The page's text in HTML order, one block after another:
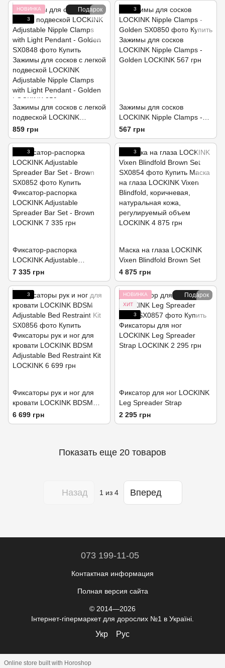
- Golden
Подарок
НОВИНКА
3
Зажимы для сосков с легкой
подвеской LOCKINK
Adjustable Nipple Clamps
with Light Pendant - Golden
859 грн
3
Зажимы для сосков
LOCKINK Nipple Clamps -
Golden
567 грн
3
Фиксатор-распорка
LOCKINK Adjustable
Spreader Bar Set - Brown
7 335 грн
3
Маска на глаза LOCKINK
Vixen Blindfold Brown Set
4 875 грн
3
Фиксаторы рук и ног для
кровати LOCKINK BDSM
Adjustable Bed Restraint Kit
6 699 грн
Подарок
НОВИНКА
ХИТ
3
Фиксатор для ног LOCKINK
Leg Spreader Strap
2 295 грн
Показать еще 20 товаров
Назад 1из 4 Вперед
073 199-11-05
Контактная информация
Полная версия сайта
© 2014—2026
Інтернет-гіпермаркет для дорослих №1 в Україні.
Укр Рус
Online store built with Horoshop